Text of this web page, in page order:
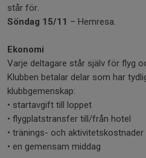
står för.
Söndag 15/11 – Hemresa.
Ekonomi
Varje deltagare står själv för flyg
Klubben betalar delar som har
klubbgemenskap:
• startavgift till loppet
• flygplatstransfer till/från hotel
• tränings- och aktivitetskostnader
• en gemensam middag